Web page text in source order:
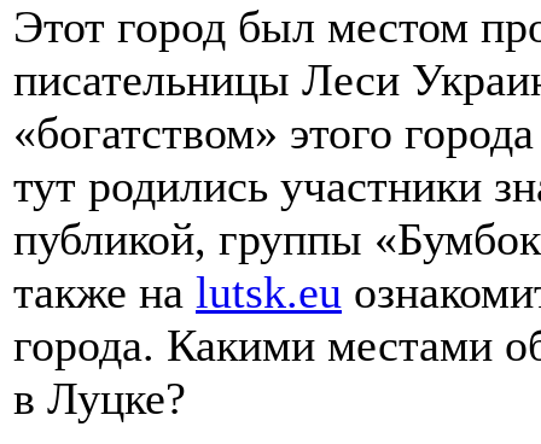
Этот город был местом
писательницы Леси
«богатством» этого
тут родились участники
публикой, группы
также на lutsk.eu
города. Какими местами
в Луцке?